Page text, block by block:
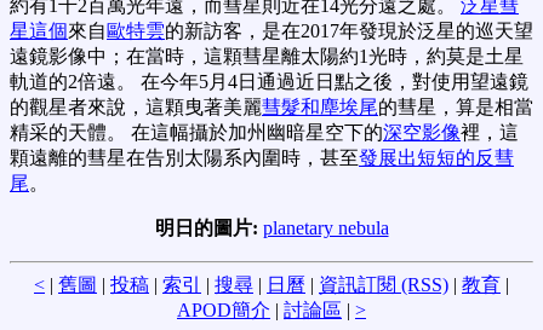
約有1千2百萬光年遠，而彗星則近在14光分遠之處。 泛星彗
星這個來自 歐特雲的新訪客，是在2017年發現於泛星的巡天望
遠鏡影像中；在當時，這顆彗星離太陽約1光時，約莫是土星
軌道的2倍遠。 在今年5月4日通過近日點之後，對使用望遠鏡
的觀星者來說，這顆曳著美麗彗髮和塵埃尾的彗星，算是相當
精采的天體。 在這幅攝於加州幽暗星空下的深空影像裡，這
顆遠離的彗星在告別太陽系內圍時，甚至發展出短短的反彗
尾。
明日的圖片: planetary nebula
< | 舊圖 | 投稿 | 索引 | 搜尋 | 日曆 | 資訊訂閱 (RSS) | 教育 |
APOD簡介 | 討論區 | >